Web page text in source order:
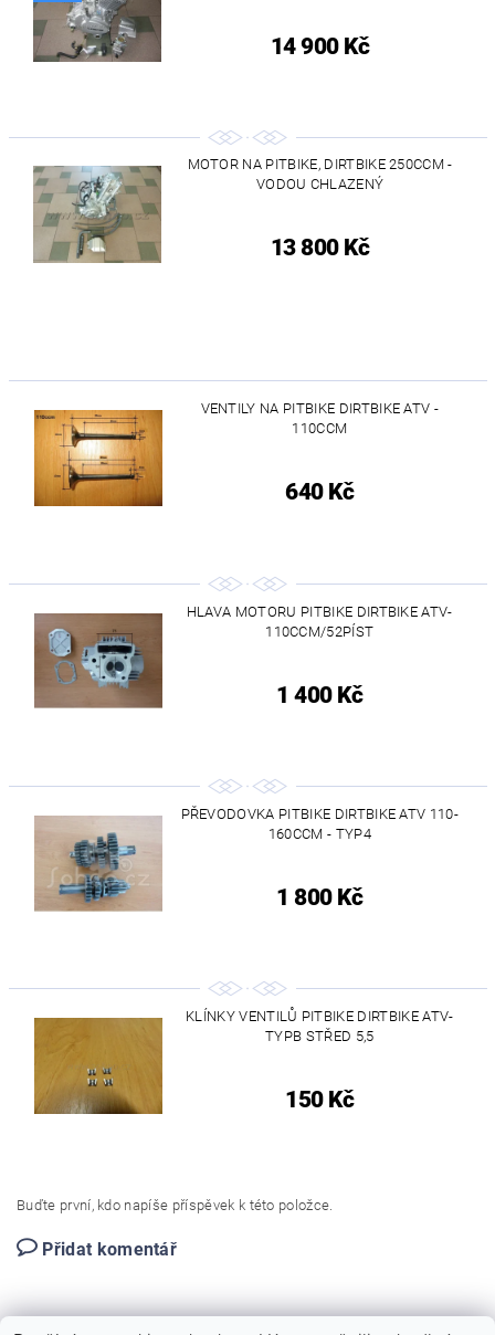
14 900 Kč
MOTOR NA PITBIKE, DIRTBIKE 250CCM -
VODOU CHLAZENÝ
13 800 Kč
VENTILY NA PITBIKE DIRTBIKE ATV -
110CCM
640 Kč
HLAVA MOTORU PITBIKE DIRTBIKE ATV-
110CCM/52PÍST
1 400 Kč
PŘEVODOVKA PITBIKE DIRTBIKE ATV 110-
160CCM - TYP4
1 800 Kč
KLÍNKY VENTILŮ PITBIKE DIRTBIKE ATV-
TYPB STŘED 5,5
150 Kč
Buďte první, kdo napíše příspěvek k této položce.
Přidat komentář